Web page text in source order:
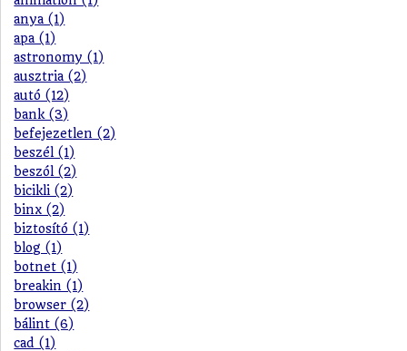
anya (1)
apa (1)
astronomy (1)
ausztria (2)
autó (12)
bank (3)
befejezetlen (2)
beszél (1)
beszól (2)
bicikli (2)
binx (2)
biztosító (1)
blog (1)
botnet (1)
breakin (1)
browser (2)
bálint (6)
cad (1)